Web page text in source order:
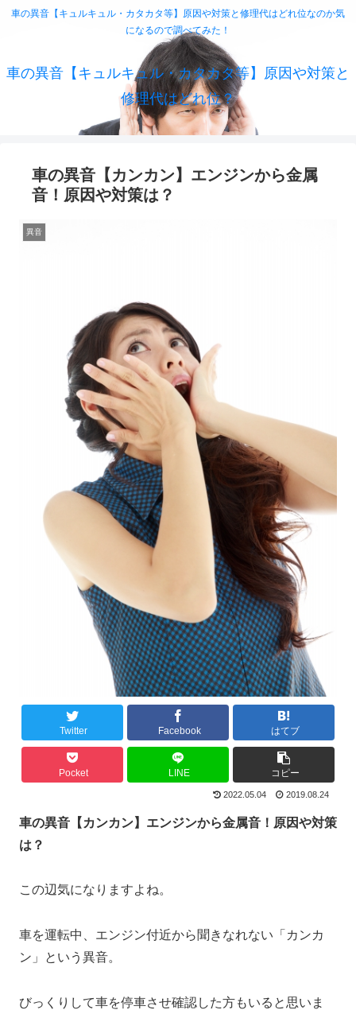
車の異音【キュルキュル・カタカタ等】原因や対策と修理代はどれ位なのか気
になるので調べてみた！
車の異音【キュルキュル・カタカタ等】原因や対策と
修理代はどれ位？
車の異音【カンカン】エンジンから金属
音！原因や対策は？
異音
Twitter Facebook はてブ
Pocket LINE コピー
2022.05.04 2019.08.24
車の異音【カンカン】エンジンから金属音！原因や対策
は？
この辺気になりますよね。
車を運転中、エンジン付近から聞きなれない「カンカ
ン」という異音。
びっくりして車を停車させ確認した方もいると思いま